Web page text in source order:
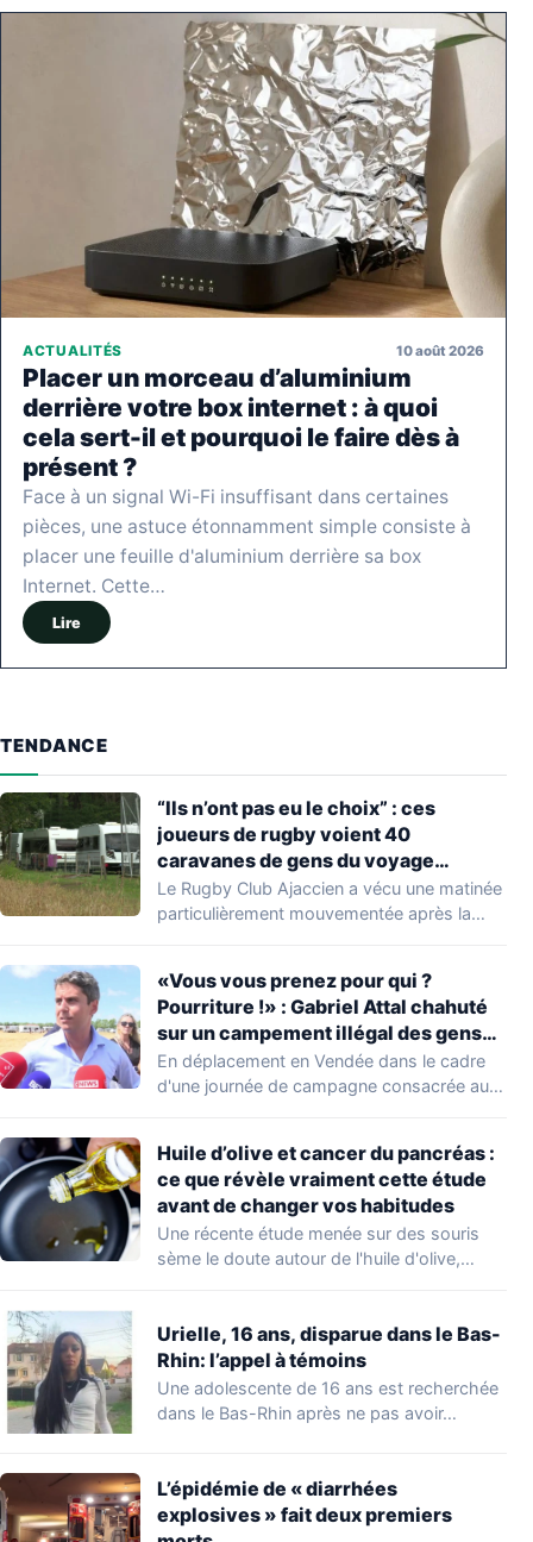
ACTUALITÉS 10 août 2026
Placer un morceau d’aluminium
derrière votre box internet : à quoi
cela sert-il et pourquoi le faire dès à
présent ?
Face à un signal Wi-Fi insuffisant dans certaines
pièces, une astuce étonnamment simple consiste à
placer une feuille d'aluminium derrière sa box
Internet. Cette…
Lire
TENDANCE
“Ils n’ont pas eu le choix” : ces
joueurs de rugby voient 40
caravanes de gens du voyage
s’installer dans leur stade, ils les
délogent en moins d’1 heure
Le Rugby Club Ajaccien a vécu une matinée
particulièrement mouvementée après la
«Vous vous prenez pour qui ?
Pourriture !» : Gabriel Attal chahuté
sur un campement illégal des gens
du voyage
En déplacement en Vendée dans le cadre
d'une journée de campagne consacrée aux
Huile d’olive et cancer du pancréas :
ce que révèle vraiment cette étude
avant de changer vos habitudes
Une récente étude menée sur des souris
sème le doute autour de l'huile d'olive,…
Urielle, 16 ans, disparue dans le Bas-
Rhin: l’appel à témoins
Une adolescente de 16 ans est recherchée
dans le Bas-Rhin après ne pas avoir…
L’épidémie de « diarrhées
explosives » fait deux premiers